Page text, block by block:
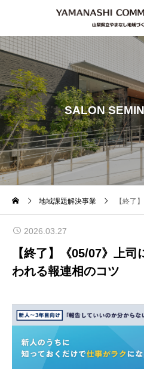
SALON
地域課題解決事業 【終了
2026.03.27
【終了】《05/07》上
われる報連相のコツ